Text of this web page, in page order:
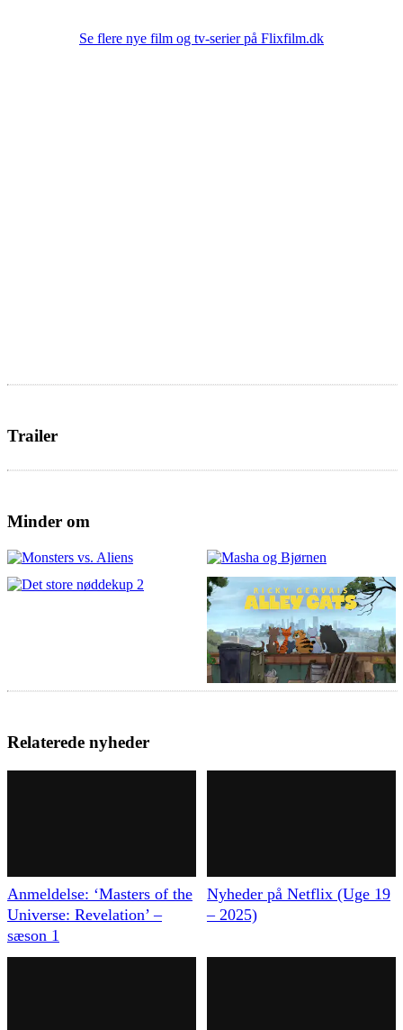
Se flere nye film og tv-serier på Flixfilm.dk
Trailer
Minder om
Relaterede nyheder
Anmeldelse: ‘Masters of the
Universe: Revelation’ –
sæson 1
Nyheder på Netflix (Uge 19
– 2025)